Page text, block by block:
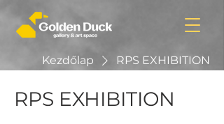
Kezdőlap RPS EXHIBITION
RPS EXHIBITION